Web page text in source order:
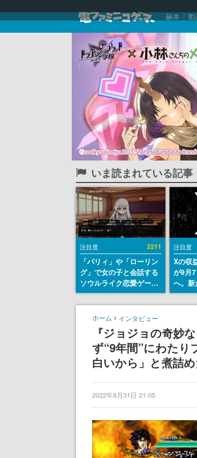
赫本
いま読まれている記事
注目度 2211
「パリィ」や「ローリン
グ」で女の子と会話する
ソウルライク恋愛ゲーム
『小早川さんはソウルラ
イク』無料公開。返事に
失敗すると「YOU
DIED」
注目度
Xの収
が9月
へ。
「
ホーム インタビュー
『ジョジョの奇妙
ず“9年間”にわたり
白いから」と煮詰
2022年8月31日 21:05